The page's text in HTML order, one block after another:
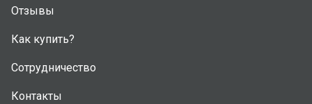
Отзывы
Как купить?
Сотрудничество
Контакты